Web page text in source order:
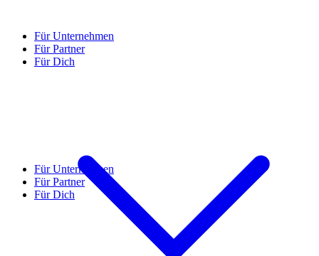
Für Unternehmen
Für Partner
Für Dich
Für Unternehmen
Für Partner
Für Dich